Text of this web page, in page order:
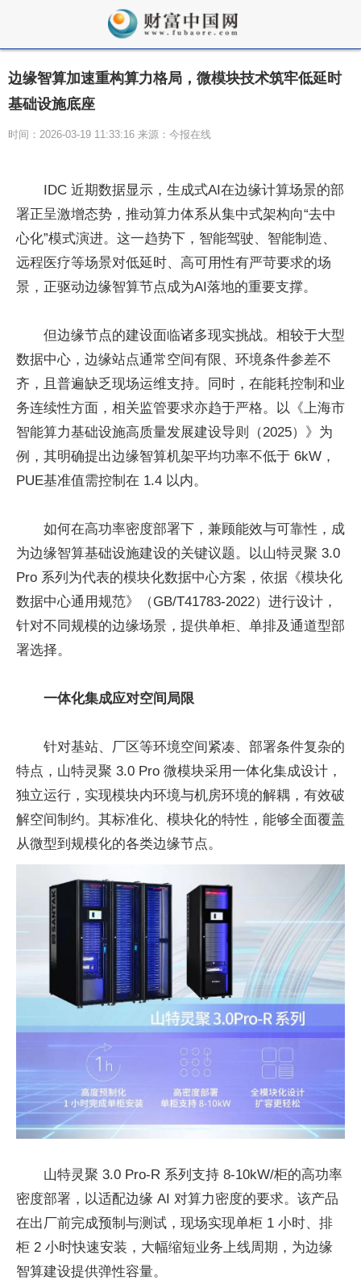
边缘智算加速重构算力格局，微模块技术筑牢低延时
基础设施底座
时间：2026-03-19 11:33:16 来源：今报在线
IDC 近期数据显示，生成式AI在边缘计算场景的部
署正呈激增态势，推动算力体系从集中式架构向“去中
心化”模式演进。这一趋势下，智能驾驶、智能制造、
远程医疗等场景对低延时、高可用性有严苛要求的场
景，正驱动边缘智算节点成为AI落地的重要支撑。
但边缘节点的建设面临诸多现实挑战。相较于大型
数据中心，边缘站点通常空间有限、环境条件参差不
齐，且普遍缺乏现场运维支持。同时，在能耗控制和业
务连续性方面，相关监管要求亦趋于严格。以《上海市
智能算力基础设施高质量发展建设导则（2025）》为
例，其明确提出边缘智算机架平均功率不低于 6kW，
PUE基准值需控制在 1.4 以内。
如何在高功率密度部署下，兼顾能效与可靠性，成
为边缘智算基础设施建设的关键议题。以山特灵聚 3.0
Pro 系列为代表的模块化数据中心方案，依据《模块化
数据中心通用规范》（GB/T41783-2022）进行设计，
针对不同规模的边缘场景，提供单柜、单排及通道型部
署选择。
一体化集成应对空间局限
针对基站、厂区等环境空间紧凑、部署条件复杂的
特点，山特灵聚 3.0 Pro 微模块采用一体化集成设计，
独立运行，实现模块内环境与机房环境的解耦，有效破
解空间制约。其标准化、模块化的特性，能够全面覆盖
从微型到规模化的各类边缘节点。
山特灵聚 3.0 Pro-R 系列支持 8-10kW/柜的高功率
密度部署，以适配边缘 AI 对算力密度的要求。该产品
在出厂前完成预制与测试，现场实现单柜 1 小时、排
柜 2 小时快速安装，大幅缩短业务上线周期，为边缘
智算建设提供弹性容量。